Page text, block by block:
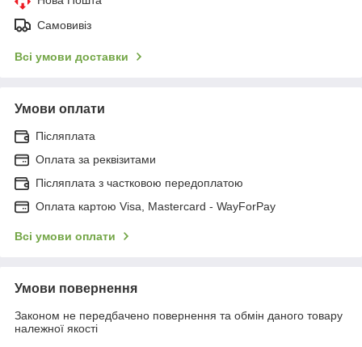
Самовивіз
Всі умови доставки
Умови оплати
Післяплата
Оплата за реквізитами
Післяплата з частковою передоплатою
Оплата картою Visa, Mastercard - WayForPay
Всі умови оплати
Умови повернення
Законом не передбачено повернення та обмін даного товару
належної якості